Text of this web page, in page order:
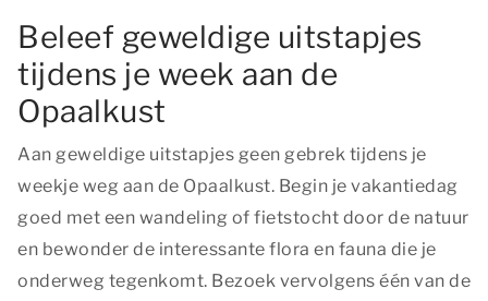
Beleef geweldige uitstapjes
tijdens je week aan de
Opaalkust
Aan geweldige uitstapjes geen gebrek tijdens je
weekje weg aan de Opaalkust. Begin je vakantiedag
goed met een wandeling of fietstocht door de natuur
en bewonder de interessante flora en fauna die je
onderweg tegenkomt. Bezoek vervolgens één van de